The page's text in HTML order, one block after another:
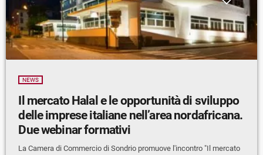
NEWS
Il mercato Halal e le opportunità di sviluppo
delle imprese italiane nell’area nordafricana.
Due webinar formativi
La Camera di Commercio di Sondrio promuove l'incontro "Il mercato